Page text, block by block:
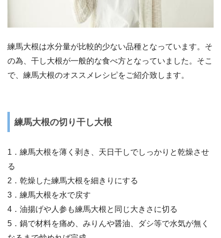
練馬大根は水分量が比較的少ない品種となっています。そ
の為、干し大根が一般的な食べ方となっていました。そこ
で、練馬大根のオススメレシピをご紹介致します。
練馬大根の切り干し大根
1．練馬大根を薄く剥き、天日干しでしっかりと乾燥させ
る
2．乾燥した練馬大根を細きりにする
3．練馬大根を水で戻す
4．油揚げや人参も練馬大根と同じ大きさに切る
5．鍋で材料を痛め、みりんや醤油、ダシ等で水気が無く